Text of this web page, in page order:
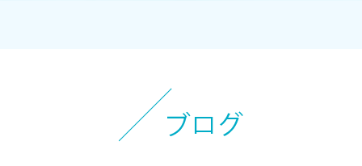
法人の方はこちら
オンラインストアへ